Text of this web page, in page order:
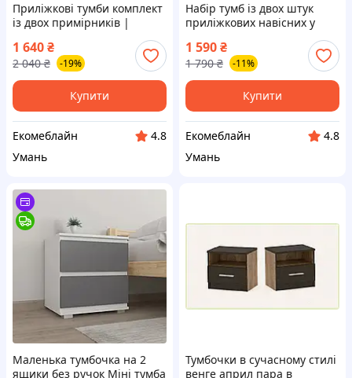
Приліжкові тумби комплект
із двох примірників |
Приліжкові тумбочки для
маленької спальні 40 см у
спальню
1 640₴
2 040 ₴ -19%
Купити
Екомеблайн
4.8
Умань
Набір тумб із двох штук
приліжкових навісних у
спальню з ЛДСП | Тумбочки
підвісні 50 см завширшки
1 590₴
1 790 ₴ -11%
Купити
Екомеблайн
4.8
Умань
Маленька тумбочка на 2
ящики без ручок Міні тумба
Тумбочки в сучасному стилі
венге април пара в